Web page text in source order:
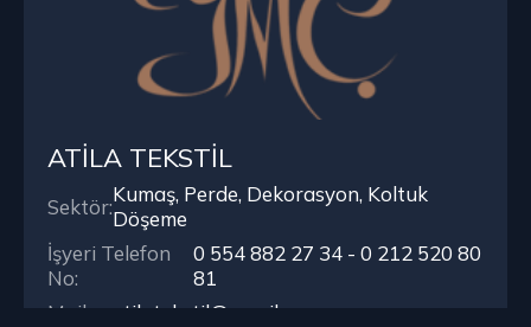
ATİLA TEKSTİL
Sektör:Kumaş, Perde, Dekorasyon, Koltuk
Döşeme
İşyeri Telefon
No:
0 554 882 27 34 - 0 212 520 80
81
Mail:
acatilatekstil@gmail.com